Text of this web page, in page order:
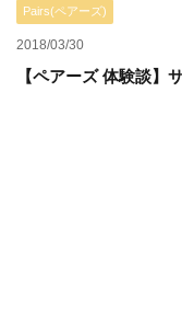
Pairs(ペアーズ)
2018/03/30
【ペアーズ 体験談】